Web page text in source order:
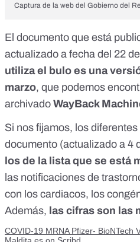
Captura de la web del Gobierno del
El documento que está
actualizado a fecha del 22
utiliza el bulo es una
marzo, que podemos
archivado WayBack
Si nos fijamos, los
documento (actualizado a 4
los de la lista que se está
las notificaciones de
con los cardiacos, los
Además, las cifras son las
COVID-19 MRNA Pfizer- BioNTech
Maldita.es on Scribd